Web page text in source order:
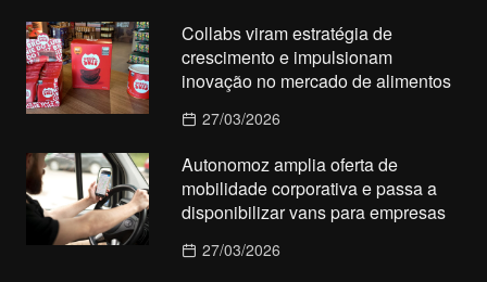
Collabs viram estratégia de
crescimento e impulsionam
inovação no mercado de alimentos
27/03/2026
Autonomoz amplia oferta de
mobilidade corporativa e passa a
disponibilizar vans para empresas
27/03/2026